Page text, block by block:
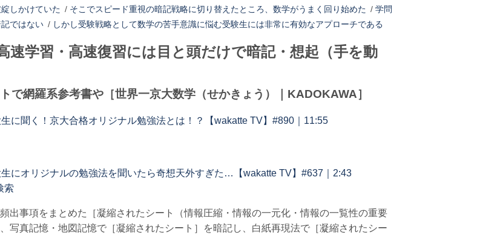
しかけていた / そこでスピード重視の暗記戦略に切り替えたところ、数学がうまく回り始めた / 学問
ではない/ しかし受験戦略として数学の苦手意識に悩む受験生には非常に有効なアプローチである
速学習・高速復習には目と頭だけで暗記・想起（手を動
で網羅系参考書や［世界一京大数学（せかきょう）｜KADOKAWA］
生に聞く！京大合格オリジナル勉強法とは！？【wakatte TV】#890｜11:55
生にオリジナルの勉強法を聞いたら奇想天外すぎた…【wakatte TV】#637｜2:43
索
出事項をまとめた［凝縮されたシート（情報圧縮・情報の一元化・情報の一覧性の重要
写真記憶・地図記憶で［凝縮されたシート］を暗記し、白紙再現法で［凝縮されたシー